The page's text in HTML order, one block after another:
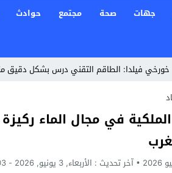
جهات صحة مجتمع حوادث
خورخي فيلدا: الطاقم التقني درس بشكل دقيق
Stop
Previous
Next
في مجال الماء
آخر تحديث : الأربعاء, 3 يونيو, 2026 - 6:03 مساءً